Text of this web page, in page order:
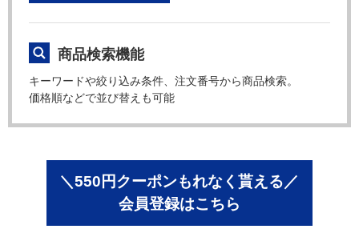
商品検索機能
キーワードや絞り込み条件、注文番号から商品検索。
価格順などで並び替えも可能
＼550円クーポンもれなく貰える／
会員登録はこちら